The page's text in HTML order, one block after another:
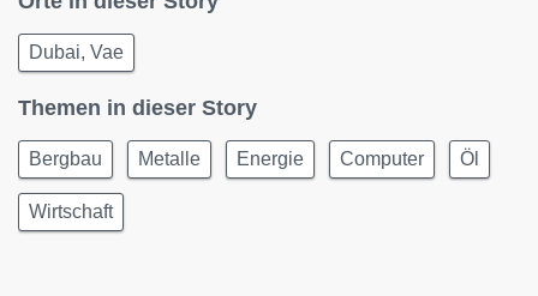
Dubai, Vae
Themen in dieser Story
Bergbau Metalle Energie Computer Öl
Wirtschaft